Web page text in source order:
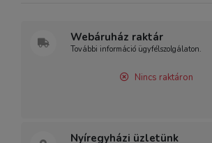
Webáruház raktár
További információ ügyfélszolgálaton.
Nincs raktáron
Nyíregyházi üzletünk